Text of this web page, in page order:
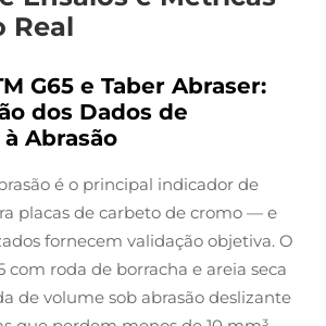
Real
G65 e Taber Abraser:
dos Dados de
Abrasão
é o principal indicador de
placas de carbeto de cromo — e
fornecem validação objetiva. O
com roda de borracha e areia seca
de volume sob abrasão deslizante